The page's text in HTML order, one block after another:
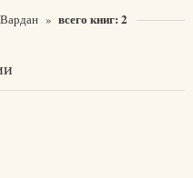
» всего книг: 2